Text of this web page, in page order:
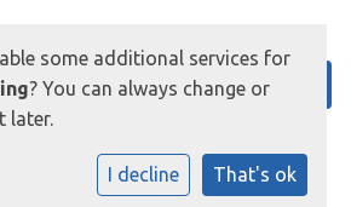
some additional services for
? You can always change or
later.
I decline That's ok